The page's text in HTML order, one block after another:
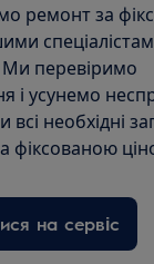
ремонт за
перевіримо
і усунемо
необхідні
фіксованою
на сервіс